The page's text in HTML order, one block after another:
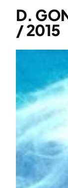
D.
/ 2015